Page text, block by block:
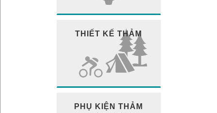
THIẾT KẾ THẢM
PHỤ KIỆN THẢM